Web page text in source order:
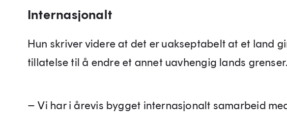
Internasjonalt
Hun skriver videre at det er uakseptabelt at et land
tillatelse til å endre et annet uavhengig lands grenser.
– Vi har i årevis bygget internasjonalt samarbeid